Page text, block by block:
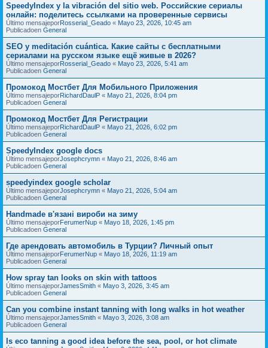
SpeedyIndex y la vibración del sitio web. Российские сериалы
онлайн: поделитесь ссылками на проверенные сервисы
Último mensajeporRosserial_Geado « Mayo 23, 2026, 10:45 am
Publicadoen General
SEO y meditación cuántica. Какие сайты с бесплатными
сериалами на русском языке ещё живые в 2026?
Último mensajeporRosserial_Geado « Mayo 23, 2026, 5:41 am
Publicadoen General
Промокод Мостбет Для Мобильного Приложения
Último mensajeporRichardDaulP « Mayo 21, 2026, 8:04 pm
Publicadoen General
Промокод Мостбет Для Регистрации
Último mensajeporRichardDaulP « Mayo 21, 2026, 6:02 pm
Publicadoen General
SpeedyIndex google docs
Último mensajeporJosephcrymn « Mayo 21, 2026, 8:46 am
Publicadoen General
speedyindex google scholar
Último mensajeporJosephcrymn « Mayo 21, 2026, 5:04 am
Publicadoen General
Handmade в'язані вироби на зиму
Último mensajeporFerumerNup « Mayo 18, 2026, 1:45 pm
Publicadoen General
Где арендовать автомобиль в Турции? Личный опыт
Último mensajeporFerumerNup « Mayo 18, 2026, 11:19 am
Publicadoen General
How spray tan looks on skin with tattoos
Último mensajeporJamesSmith « Mayo 3, 2026, 3:45 am
Publicadoen General
Can you combine instant tanning with long walks in hot weather
Último mensajeporJamesSmith « Mayo 3, 2026, 3:08 am
Publicadoen General
Is eco tanning a good idea before the sea, pool, or hot climate